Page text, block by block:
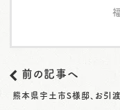
前の記事へ
熊本県宇土市S様邸、お引渡